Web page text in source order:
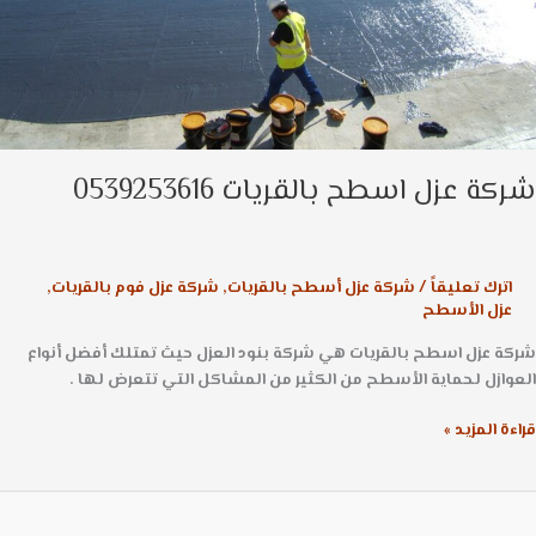
عزل اسطح بالقريات 0539253616
اترك تعليقاً/شركة عزل أسطح بالقريات,شركة عزل فوم بالقريات,
عزل الأسطح
عزل اسطح بالقريات هي شركة بنود العزل حيث تمتلك أفضل أنواع
لحماية الأسطح من الكثير من المشاكل التي تتعرض لها .
المزيد »